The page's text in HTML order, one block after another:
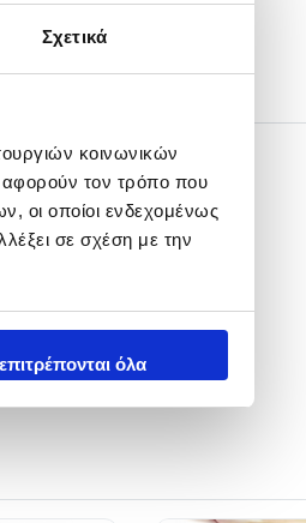
Σχετικά
κοινωνικών
αφορούν τον τρόπο που
οι οποίοι ενδεχομένως
σε σχέση με την
όλα